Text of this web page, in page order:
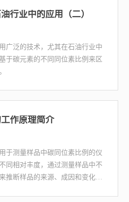
行业中的应用（二）
广泛的技术，尤其在石油行业中
于碳元素的不同同位素比例来区
作原理简介
于测量样品中碳同位素比例的仪
同相对丰度，通过测量样品中不
推断样品的来源、成因和变化过